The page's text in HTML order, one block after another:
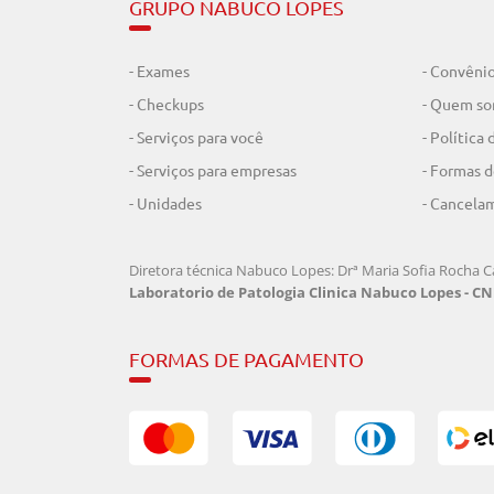
GRUPO NABUCO LOPES
- Exames
- Checkups
- Serviços para você
- Serviços para empresas
- Unidades
-
- Quem
- Política
- Formas
-
Diretora técnica Nabuco Lopes: Drª Maria Sofia Rocha
Laboratorio de Patologia Clinica Nabuco Lopes -
FORMAS DE PAGAMENTO